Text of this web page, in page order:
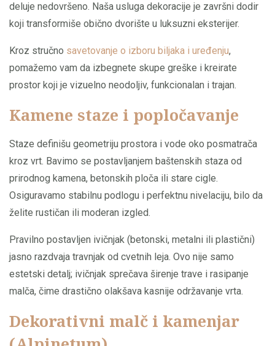
deluje nedovršeno. Naša usluga dekoracije je završni dodir
koji transformiše obično dvorište u luksuzni eksterijer.
Kroz stručno savetovanje o izboru biljaka i uređenju,
pomažemo vam da izbegnete skupe greške i kreirate
prostor koji je vizuelno neodoljiv, funkcionalan i trajan.
Kamene staze i popločavanje
Staze definišu geometriju prostora i vode oko posmatrača
kroz vrt. Bavimo se postavljanjem baštenskih staza od
prirodnog kamena, betonskih ploča ili stare cigle.
Osiguravamo stabilnu podlogu i perfektnu nivelaciju, bilo da
želite rustičan ili moderan izgled.
Pravilno postavljen ivičnjak (betonski, metalni ili plastični)
jasno razdvaja travnjak od cvetnih leja. Ovo nije samo
estetski detalj; ivičnjak sprečava širenje trave i rasipanje
malča, čime drastično olakšava kasnije održavanje vrta.
Dekorativni malč i kamenjar